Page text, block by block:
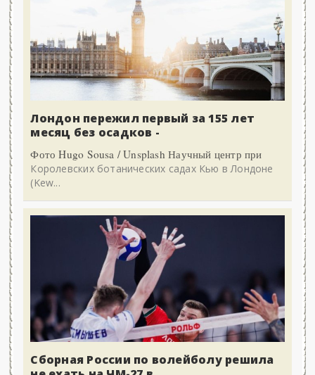
Лондон пережил первый за 155 лет
месяц без осадков -
Фото Hugo Sousa / Unsplash Научный центр при
Королевских ботанических садах Кью в Лондоне
(Kew...
Сборная России по волейболу решила